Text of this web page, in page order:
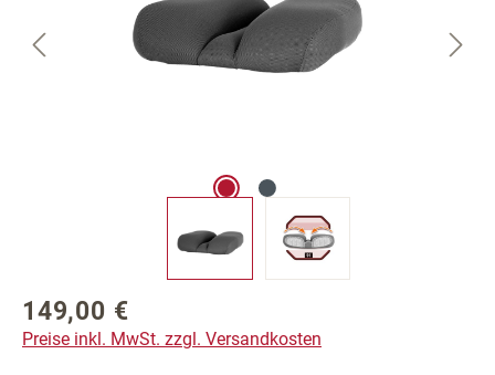
Regulärer Preis:
149,00 €
Preise inkl. MwSt. zzgl. Versandkosten